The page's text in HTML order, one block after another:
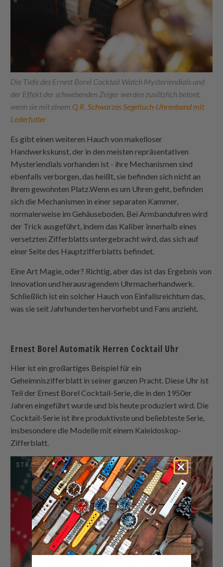
Die Tiefe des Ernest Borel Cocktail Watch Mysteriendials und
der Effekt der schwebenden Zeiger werden zusätzlich betont,
wenn sie mit einem Q.R. Schwarzes Segeltuch-Uhrenband mit
Lederfutter
Es gibt einen weiteren Hauch von makelloser
Handwerkskunst, der in den meisten repräsentativen
Mysteriendials vorhanden ist - ihre Mechanismen sind
ebenfalls verborgen, das heißt, sie befinden sich nicht an
ihrem gewohnten Platz.Wenn es um Uhren geht, befinden
sich die Mechanismen in einer separaten Kammer,
normalerweise im Gehäuseboden. Bei Armbanduhren wird
der Trick ausgeführt, indem das Kaliber innerhalb eines
versetzten Zifferblatts untergebracht wird, das sich auf
einer Seite des Hauptzifferblatts befindet.
Eine Art Magie, oder? Richtig, aber das ist das Ergebnis von
Innovation und herausragendem Uhrmacherhandwerk.
Schließlich ist ein solcher Hauch von Einfallsreichtum das,
was sie seit Jahrhunderten hervorhebt und Fans anzieht.
Ernest Borel Automatik Herren Cocktail Uhr
Hier ist ein großartiges Beispiel für ein
Geheimniszifferblatt in seiner ganzen Pracht. Diese Uhr ist
Teil der Ernest Borel Cocktail-Serie, die in den 1950er
Jahren eingeführt wurde und bis heute produziert wird. Die
Cocktail-Serie ist ihre produktivste und beliebteste Serie,
insbesondere die Modelle mit einem Kaleidoskop-
Zifferblatt.